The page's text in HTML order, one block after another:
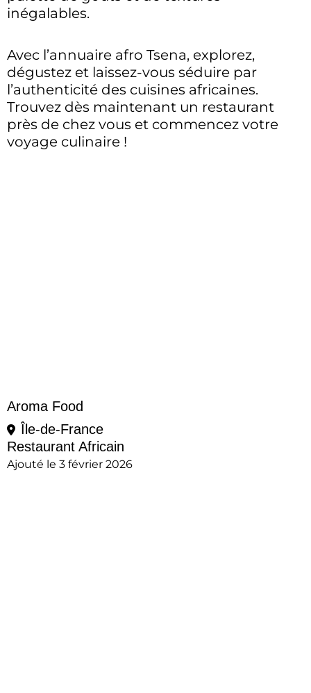
inégalables.
Avec l’annuaire afro Tsena, explorez,
dégustez et laissez-vous séduire par
l’authenticité des cuisines africaines.
Trouvez dès maintenant un restaurant
près de chez vous et commencez votre
voyage culinaire !
Aroma Food
Île-de-France
Restaurant Africain
Ajouté le 3 février 2026